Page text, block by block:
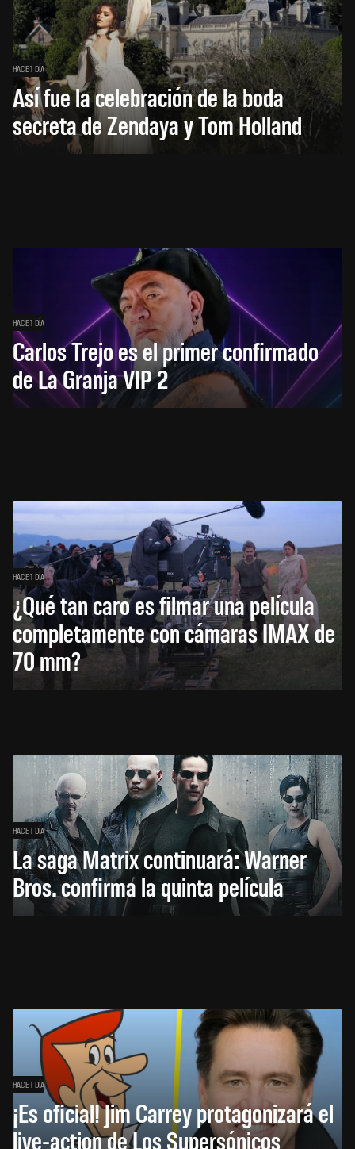
HACE 1 DÍA
Así fue la celebración de la boda
secreta de Zendaya y Tom Holland
HACE 1 DÍA
Carlos Trejo es el primer confirmado
de La Granja VIP 2
HACE 1 DÍA
¿Qué tan caro es filmar una película
completamente con cámaras IMAX de
70 mm?
HACE 1 DÍA
La saga Matrix continuará: Warner
Bros. confirma la quinta película
HACE 1 DÍA
¡Es oficial! Jim Carrey protagonizará el
live-action de Los Supersónicos